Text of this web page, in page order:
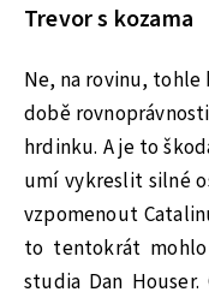
Trevor s kozama
Ne, na rovinu, tohle
době
hrdinku. A je to
umí vykreslit silné
vzpomenout
to tentokrát
studia Dan